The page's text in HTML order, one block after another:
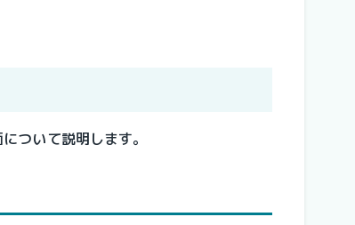
ついて説明します。